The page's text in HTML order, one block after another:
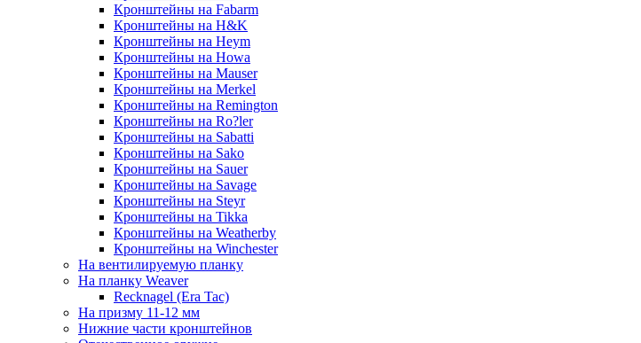
Кронштейны на Fabarm
Кронштейны на H&K
Кронштейны на Heym
Кронштейны на Howa
Кронштейны на Mauser
Кронштейны на Merkel
Кронштейны на Remington
Кронштейны на Ro?ler
Кронштейны на Sabatti
Кронштейны на Sako
Кронштейны на Sauer
Кронштейны на Savage
Кронштейны на Steyr
Кронштейны на Tikka
Кронштейны на Weatherby
Кронштейны на Winchester
На вентилируемую планку
На планку Weaver
Recknagel (Era Tac)
На призму 11-12 мм
Нижние части кронштейнов